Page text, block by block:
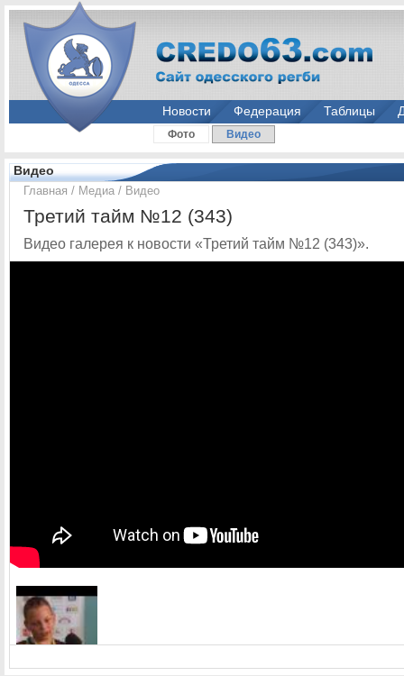
Новости Федерация Таблицы
Фото Видео
Видео
Главная / Медиа / Видео
Третий тайм №12 (343)
Видео галерея к новости «Третий тайм №12 (343)».